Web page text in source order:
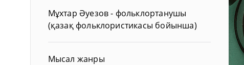
Мұхтар Әуезов - фольклортанушы
(қазақ фольклористикасы бойынша)
Мысал жанры